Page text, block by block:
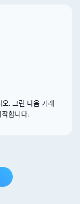
. 그런 다음 거래
합니다.